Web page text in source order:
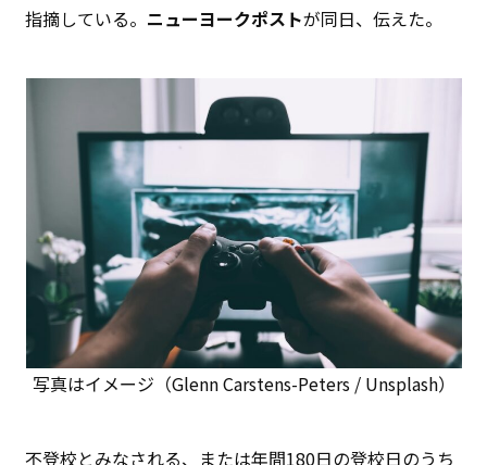
指摘している。 ニューヨークポストが同日、伝えた。
写真はイメージ（Glenn Carstens-Peters / Unsplash）
不登校とみなされる、または年間180日の登校日のうち